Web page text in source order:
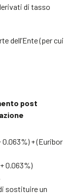
di tasso
dell’Ente (per cui
post
0.063%) + (Euribor
0.063%)
sostituire un